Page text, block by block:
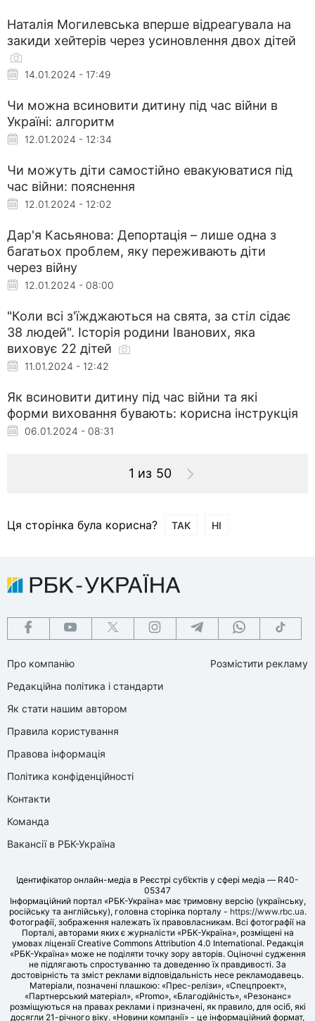
Наталія Могилевська вперше відреагувала на
закиди хейтерів через усиновлення двох дітей
14.01.2024 - 17:49
Чи можна всиновити дитину під час війни в
Україні: алгоритм
12.01.2024 - 12:34
Чи можуть діти самостійно евакуюватися під
час війни: пояснення
12.01.2024 - 12:02
Дар'я Касьянова: Депортація – лише одна з
багатьох проблем, яку переживають діти
через війну
12.01.2024 - 08:00
"Коли всі з'їжджаються на свята, за стіл сідає
38 людей". Історія родини Іванових, яка
виховує 22 дітей
11.01.2024 - 12:42
Як всиновити дитину під час війни та які
форми виховання бувають: корисна інструкція
06.01.2024 - 08:31
1 из 50
Ця сторінка була корисна? ТАК НІ
Про компанію
Редакційна політика і стандарти
Як стати нашим автором
Правила користування
Правова інформація
Політика конфіденційності
Контакти
Команда
Вакансії в РБК-Україна
Розмістити рекламу
Ідентифікатор онлайн-медіа в Реєстрі суб’єктів у сфері медіа — R40-
05347
Інформаційний портал «РБК-Україна» має тримовну версію (українську,
російську та англійську), головна сторінка порталу - https://www.rbc.ua.
Фотографії, зображення належать їх правовласникам. Всі фотографії на
Порталі, авторами яких є журналісти «РБК-Україна», розміщені на
умовах ліцензії Creative Commons Attribution 4.0 International. Редакція
«РБК-Україна» може не поділяти точку зору авторів. Оціночні судження
не підлягають спростуванню та доведенню їх правдивості. За
достовірність та зміст реклами відповідальність несе рекламодавець.
Матеріали, позначені плашкою: «Прес-релізи», «Спецпроект»,
«Партнерський матеріал», «Promo», «Благодійність», «Резонанс»
розміщуються на правах реклами і призначені, як правило, для осіб, які
досягли 21-річного віку. «Новини компанії» - це інформаційний формат,